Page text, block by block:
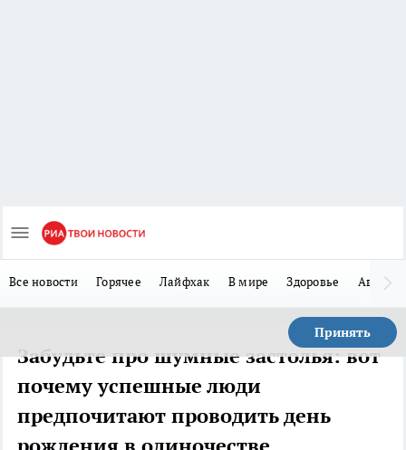
Все новости Горячее Лайфхак В мире Здоровье Авто
Принять
Забудьте про шумные застолья: вот
почему успешные люди
предпочитают проводить день